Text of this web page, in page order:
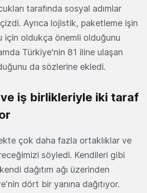
tarafında sosyal adımlar
çizdi. Ayrıca lojistik, paketleme işin
için oldukça önemli olduğunu
Türkiye'nin 81 iline ulaşan
da sözlerine ekledi.
ve iş birlikleriyle iki taraf
çok daha fazla ortaklıklar ve
söyledi. Kendileri gibi
dağıtım ağı üzerinden
dört bir yanına dağıtıyor.